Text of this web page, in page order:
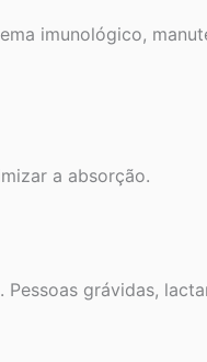
imunológico,
a absorção.
grávidas,